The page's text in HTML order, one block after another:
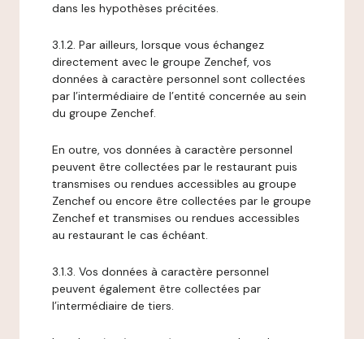
dans les hypothèses précitées.
3.1.2. Par ailleurs, lorsque vous échangez
directement avec le groupe Zenchef, vos
données à caractère personnel sont collectées
par l’intermédiaire de l’entité concernée au sein
du groupe Zenchef.
En outre, vos données à caractère personnel
peuvent être collectées par le restaurant puis
transmises ou rendues accessibles au groupe
Zenchef ou encore être collectées par le groupe
Zenchef et transmises ou rendues accessibles
au restaurant le cas échéant.
3.1.3. Vos données à caractère personnel
peuvent également être collectées par
l’intermédiaire de tiers.